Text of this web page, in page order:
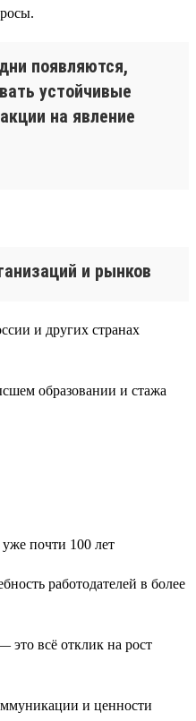
появляются,
устойчивые
на явление
и рынков
и других странах
образовании и стажа
почти 100 лет
работодателей в более
это всё отклик на рост
и ценности